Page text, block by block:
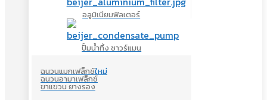
อลูมิเนียมฟิลเตอร์
ปั้มน้ำทิ้ง ซาวร์แมน
ฉนวนแมกเฟล็กซ์ใหม่
ฉนวนอามาเฟล็กซ์
ขาแขวน ยางรอง